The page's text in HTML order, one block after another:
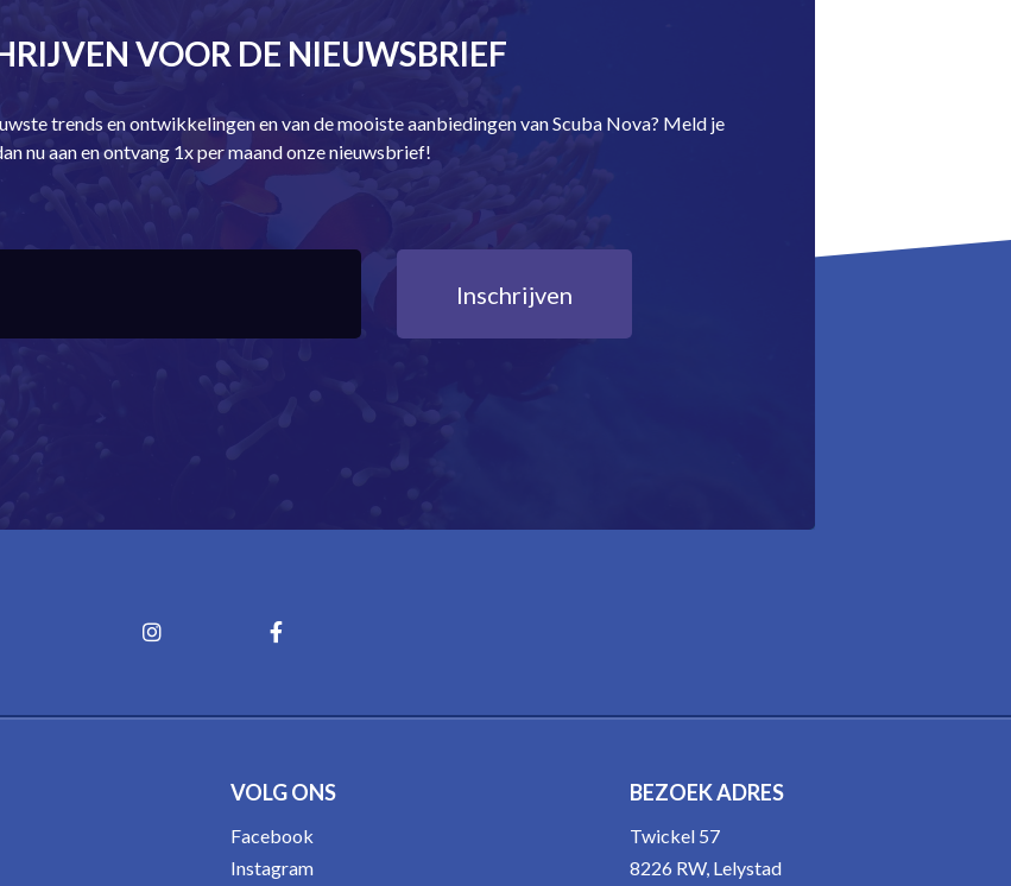
VOOR DE NIEUWSBRIEF
trends en ontwikkelingen en van de mooiste aanbiedingen van Scuba Nova? Meld je
nu aan en ontvang 1x per maand onze nieuwsbrief!
VOLG ONS
Facebook
Instagram
BEZOEK ADRES
Twickel 57
8226 RW, Lelystad